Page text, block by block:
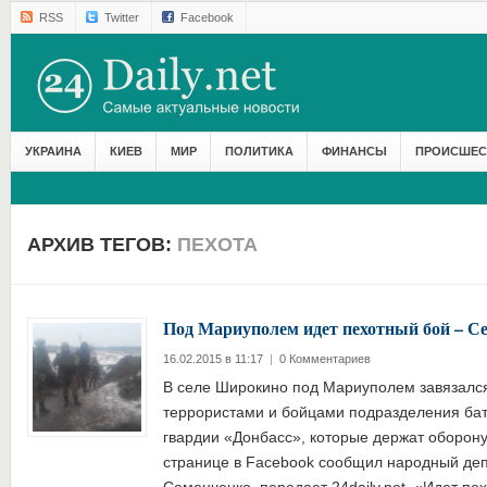
RSS Twitter Facebook
УКРАИНА КИЕВ МИР ПОЛИТИКА ФИНАНСЫ
АРХИВ ТЕГОВ: ПЕХОТА
Под Мариуполем идет пехотный бой –
16.02.2015 в 11:17 | 0 Комментариев
В селе Широкино под Мариуполем
террористами и бойцами подразделения
гвардии «Донбасс», которые держат
странице в Facebook сообщил народный